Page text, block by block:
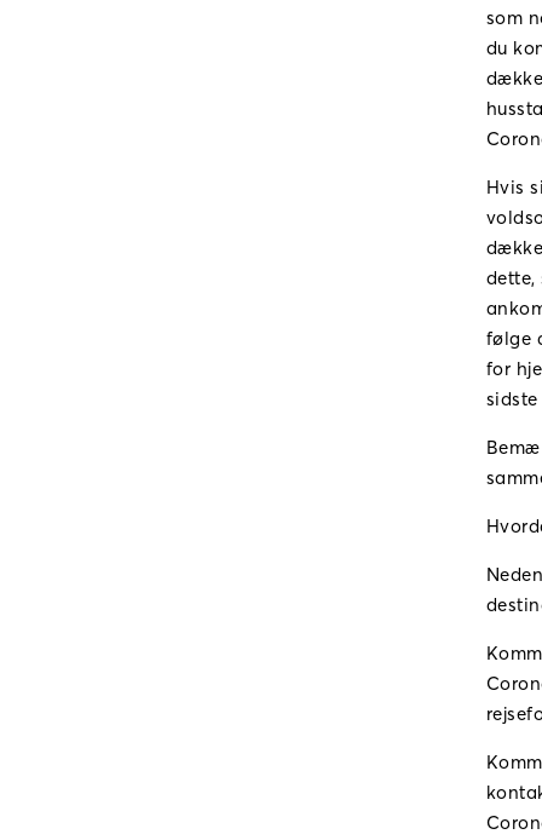
som
du
Hvis
dette,
følge
for